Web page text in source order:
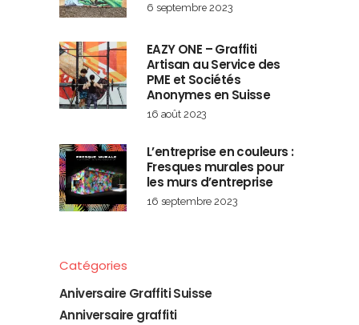
6 septembre 2023
EAZY ONE – Graffiti
Artisan au Service des
PME et Sociétés
Anonymes en Suisse
16 août 2023
L’entreprise en couleurs :
Fresques murales pour
les murs d’entreprise
16 septembre 2023
Catégories
Aniversaire Graffiti Suisse
Anniversaire graffiti